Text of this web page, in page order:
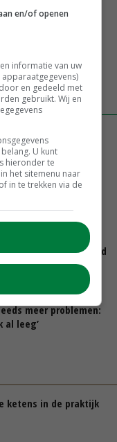
doe vooral ook waar
‘Bezoek van
groente plukken’
doet het verrassend
meer problemen:
al leeg’
ketens in de praktijk
en/of openen
informatie van uw
en gedeeld met
gebruikt. Wij en
U kunt
hieronder te
het sitemenu naar
in te trekken via de